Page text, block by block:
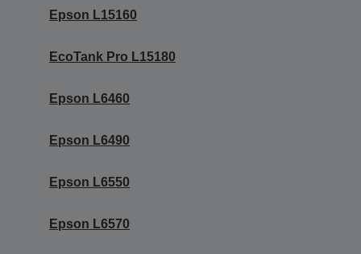
Epson L15160
EcoTank Pro L15180
Epson L6460
Epson L6490
Epson L6550
Epson L6570